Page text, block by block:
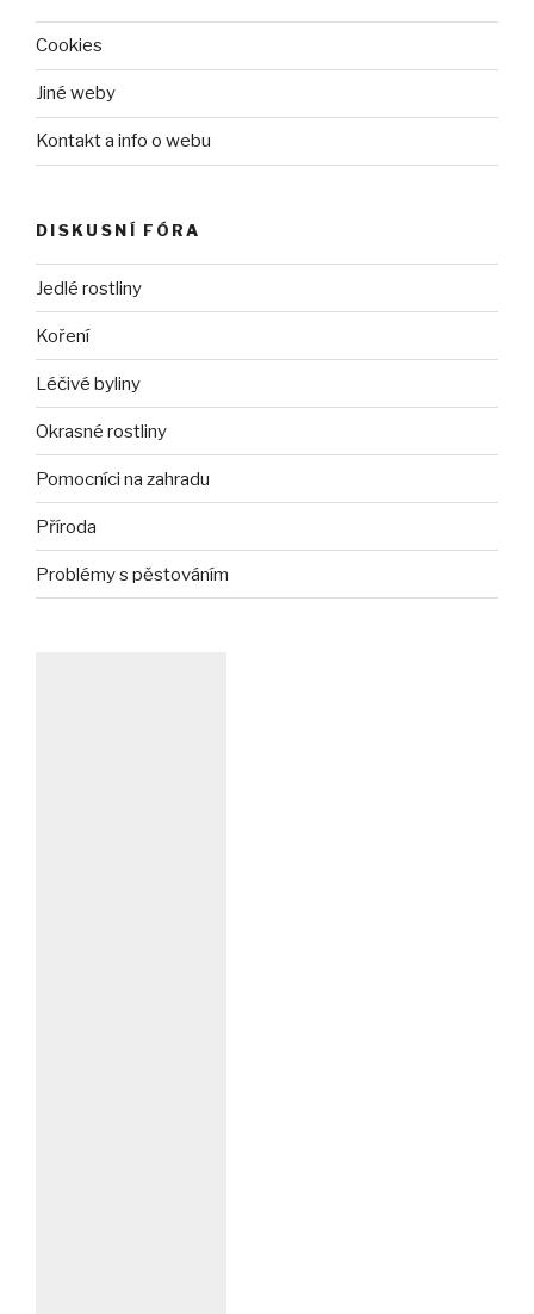
Cookies
Jiné weby
Kontakt a info o webu
DISKUSNÍ FÓRA
Jedlé rostliny
Koření
Léčivé byliny
Okrasné rostliny
Pomocníci na zahradu
Příroda
Problémy s pěstováním